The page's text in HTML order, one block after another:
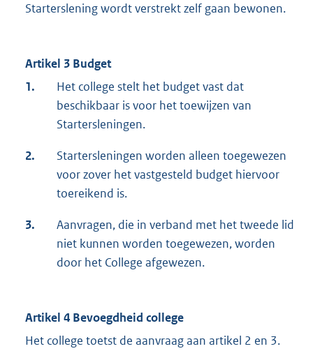
Starterslening wordt verstrekt zelf gaan bewonen.
Artikel 3 Budget
1.
Het college stelt het budget vast dat
beschikbaar is voor het toewijzen van
Startersleningen.
2.
Startersleningen worden alleen toegewezen
voor zover het vastgesteld budget hiervoor
toereikend is.
3.
Aanvragen, die in verband met het tweede lid
niet kunnen worden toegewezen, worden
door het College afgewezen.
Artikel 4 Bevoegdheid college
Het college toetst de aanvraag aan artikel 2 en 3.